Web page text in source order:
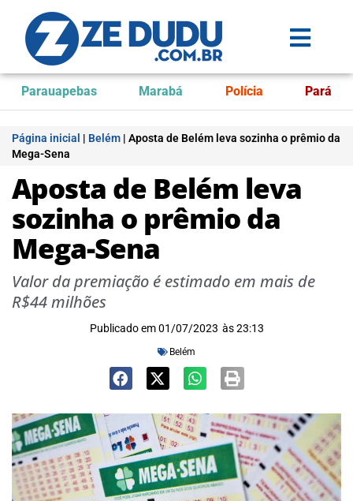
Parauapebas Marabá Polícia Pará
Página inicial | Belém | Aposta de Belém leva sozinha o prêmio da
Mega-Sena
Aposta de Belém leva
sozinha o prêmio da
Mega-Sena
Valor da premiação é estimado em mais de
R$44 milhões
Publicado em 01/07/2023 às 23:13
Belém